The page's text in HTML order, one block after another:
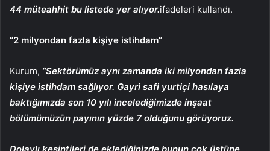
44 müteahhit bu listede yer alıyor.ifadeleri kullandı.
“2 milyondan fazla kişiye istihdam”
Kurum, “Sektörümüz aynı zamanda iki milyondan fazla
kişiye istihdam sağlıyor. Gayri safi yurtiçi hasılaya
baktığımızda son 10 yılı incelediğimizde inşaat
bölümümüzün payının yüzde 7 olduğunu görüyoruz.
Dolaylı kesintileri de eklediğinizde bunun çok üstüne